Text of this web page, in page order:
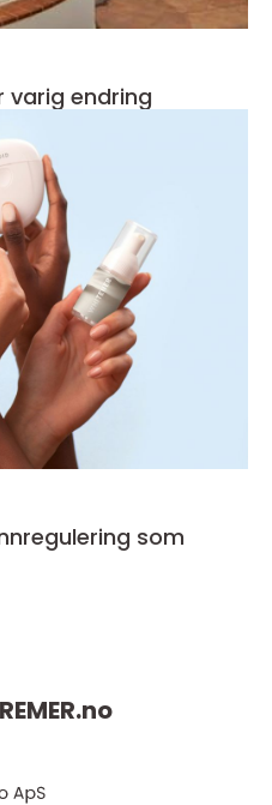
varig endring
som
no